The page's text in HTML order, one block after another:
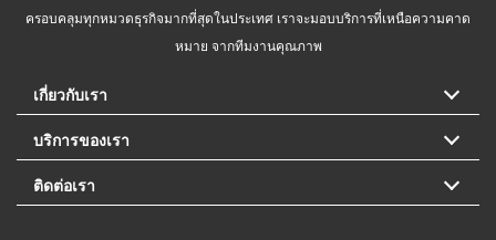
ครอบคลุมทุกหมวดธุรกิจมากที่สุดในประเทศ เราจะมอบบริการที่เหนือความคาด
หมาย จากทีมงานคุณภาพ
เกี่ยวกับเรา
บริการของเรา
ติดต่อเรา